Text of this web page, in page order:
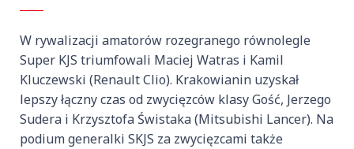
W rywalizacji amatorów rozegranego równolegle
Super KJS triumfowali Maciej Watras i Kamil
Kluczewski (Renault Clio). Krakowianin uzyskał
lepszy łączny czas od zwycięzców klasy Gość, Jerzego
Sudera i Krzysztofa Świstaka (Mitsubishi Lancer). Na
podium generalki SKJS za zwycięzcami także